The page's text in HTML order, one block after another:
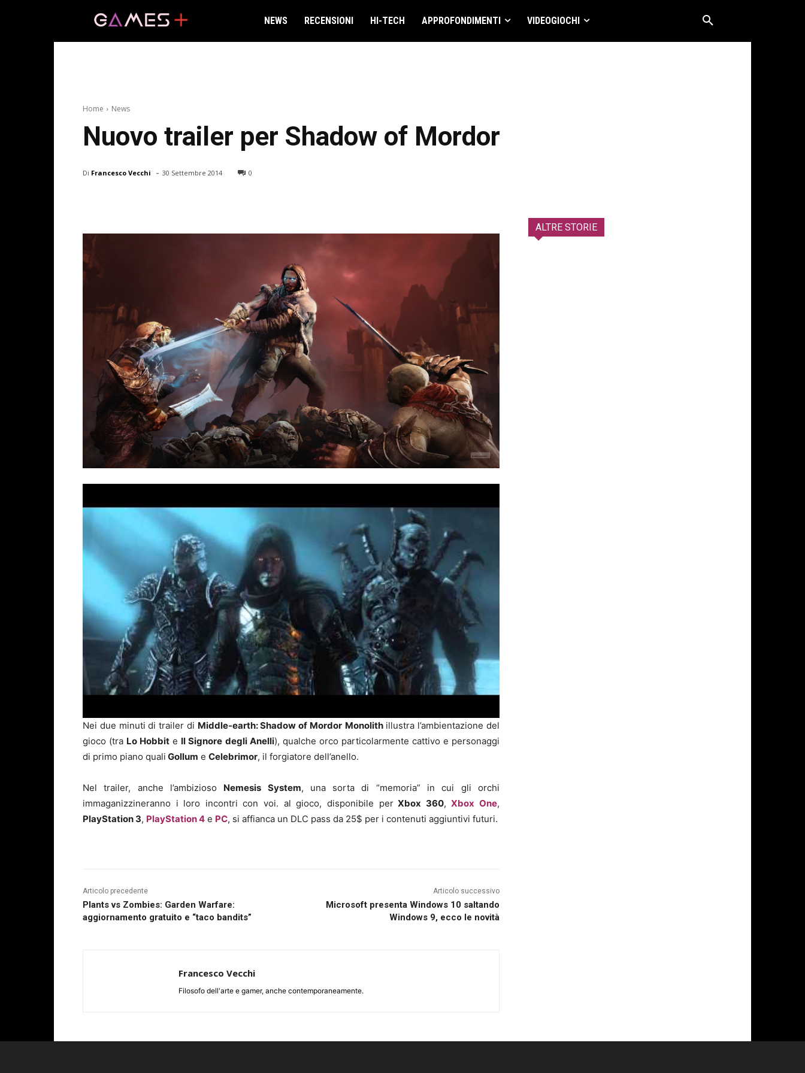
NEWS RECENSIONI HI-TECH APPROFONDIMENTI VIDEOGIOCHI
Home News
Nuovo trailer per Shadow of Mordor
Di Francesco Vecchi - 30 Settembre 2014 0
Nei due minuti di trailer di Middle-earth: Shadow of Mordor Monolithillustra l’ambientazione del
gioco (tra Lo Hobbit e Il Signore degli Anelli), qualche orco particolarmente cattivo e personaggi
di primo piano quali Gollum e Celebrimor, il forgiatore dell’anello.
Nel trailer, anche l’ambizioso Nemesis System, una sorta di “memoria” in cui gli orchi
immaganizzineranno i loro incontri con voi. al gioco, disponibile perXbox 360,Xbox One,
PlayStation 3, PlayStation 4 e PC, si affianca un DLC pass da 25$ per i contenuti aggiuntivi futuri.
Articolo precedente
Plants vs Zombies: Garden Warfare:
aggiornamento gratuito e “taco bandits”
Articolo successivo
Microsoft presenta Windows 10 saltando
Windows 9, ecco le novità
Francesco Vecchi
Filosofo dell'arte e gamer, anche contemporaneamente.
ALTRE STORIE